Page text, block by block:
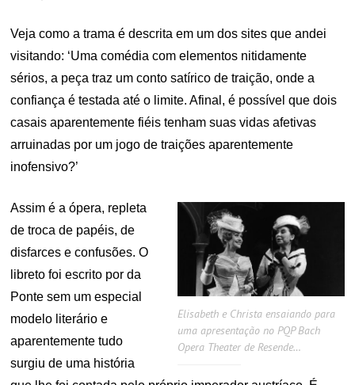
Veja como a trama é descrita em um dos sites que andei
visitando: ‘Uma comédia com elementos nitidamente
sérios, a peça traz um conto satírico de traição, onde a
confiança é testada até o limite. Afinal, é possível que dois
casais aparentemente fiéis tenham suas vidas afetivas
arruinadas por um jogo de traições aparentemente
inofensivo?’
Elisabeth e Christa ensaiando para
uma apresentação no PQP Bach
Opera Theater de Resende…
Assim é a ópera, repleta
de troca de papéis, de
disfarces e confusões. O
libreto foi escrito por da
Ponte sem um especial
modelo literário e
aparentemente tudo
surgiu de uma história